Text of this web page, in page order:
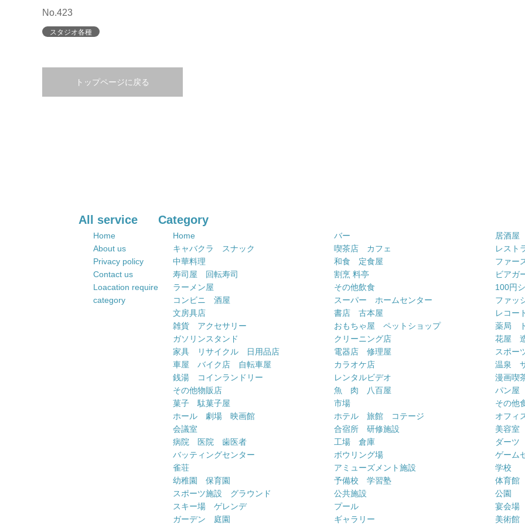
No.423
スタジオ各種
トップページに戻る
All service
Home
About us
Privacy policy
Contact us
Loacation require
category
Category
Home バー
居酒屋
キャバクラ スナック
喫茶店 カフェ
レスト
中華料理
和食 定食屋
ファー
寿司屋 回転寿司
割烹 料亭
ビアガ
ラーメン屋
その他飲食
100円
コンビニ 酒屋
スーパー ホームセンター
ファッ
文房具店
書店 古本屋
レコー
雑貨 アクセサリー
おもちゃ屋 ペットショップ
薬局
ガソリンスタンド
クリーニング店
花屋
家具 リサイクル 日用品店
電器店 修理屋
スポー
車屋 バイク店 自転車屋
カラオケ店
温泉
銭湯 コインランドリー
レンタルビデオ
漫画喫
その他物販店
魚 肉 八百屋
パン屋
菓子 駄菓子屋
市場
その他
ホール 劇場 映画館
ホテル 旅館 コテージ
オフィ
会議室
合宿所 研修施設
美容室
病院 医院 歯医者
工場 倉庫
ダーツ
バッティングセンター
ボウリング場
ゲーム
雀荘
アミューズメント施設
学校
幼稚園 保育園
予備校 学習塾
体育館
スポーツ施設 グラウンド
公共施設
公園
スキー場 ゲレンデ
プール
宴会場
ガーデン 庭園
ギャラリー 美術館